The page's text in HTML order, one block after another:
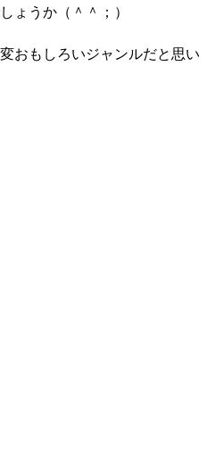
ょうか（＾＾；）
おもしろいジャンルだと思い